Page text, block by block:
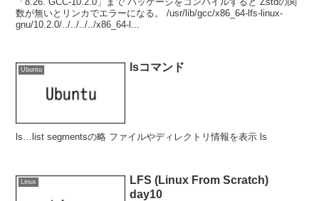
数が無いとリンカでエラーになる。 /usr/lib/gcc/x86_64-lfs-linux-
gnu/10.2.0/../../../../x86_64-l...
Ubuntu lsコマンド
ls…list segmentsの略 ファイルやディレクトリ情報を表示 ls
Linux
LFS (Linux From Scratch)
day10